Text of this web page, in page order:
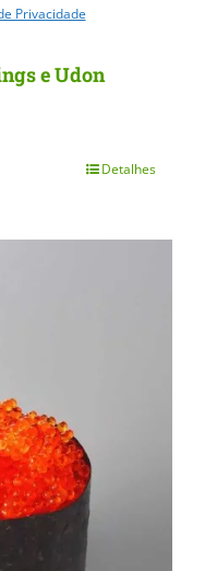
Privacidade
e Udon
Detalhes